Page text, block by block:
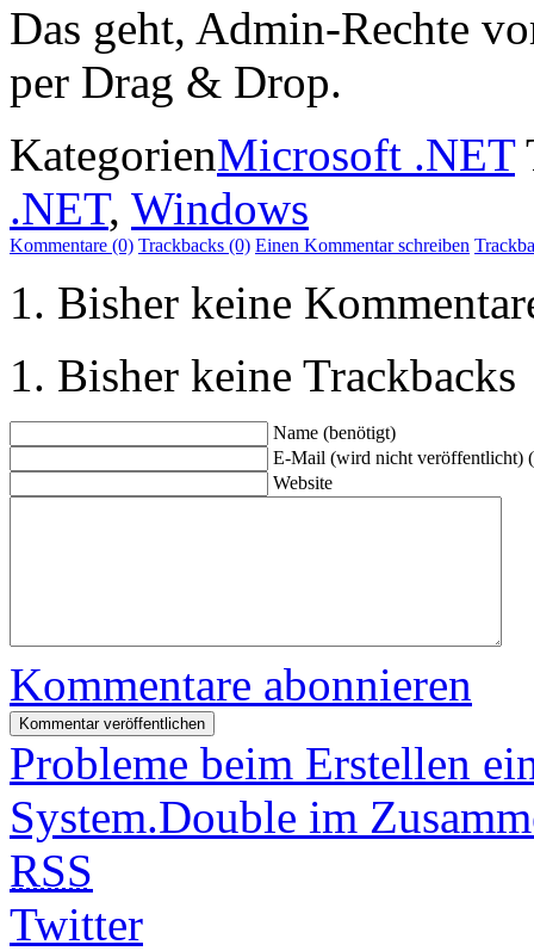
Das geht, Admin-Rechte
per Drag & Drop.
KategorienMicrosoft .NET
.NET, Windows
Kommentare (0) Trackbacks (0) Einen Kommentar schreiben
Bisher keine
Bisher keine Trackbacks
Name (benötigt)
E-Mail (wird nicht veröffentlicht)
Website
Kommentare abonnieren
Probleme beim Erstellen
System.Double im
RSS
Twitter